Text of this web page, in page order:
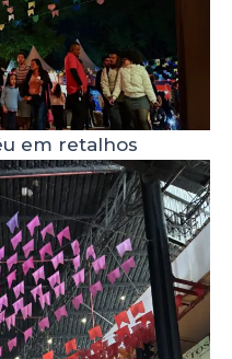
em retalhos